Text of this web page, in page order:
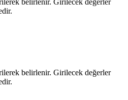
belirlenir. Girilecek değerler